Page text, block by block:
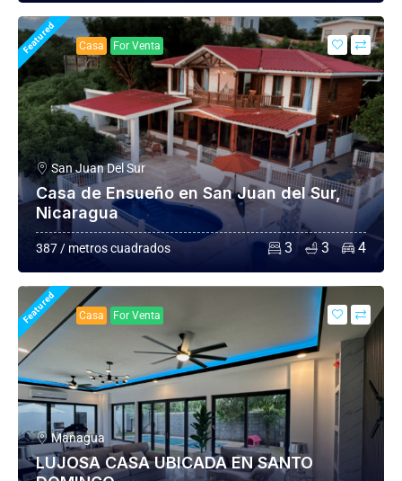
Featured Casa For Venta
San Juan Del Sur
Casa de Ensueño en San Juan del Sur,
Nicaragua
387 / metros cuadrados 3 3 4
Featured Casa For Venta
Managua
LUJOSA CASA UBICADA EN SANTO